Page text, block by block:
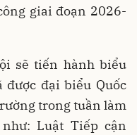
giai đoạn 2026-
sẽ tiến hành biểu
được đại biểu Quốc
trong tuần làm
Luật Tiếp cận